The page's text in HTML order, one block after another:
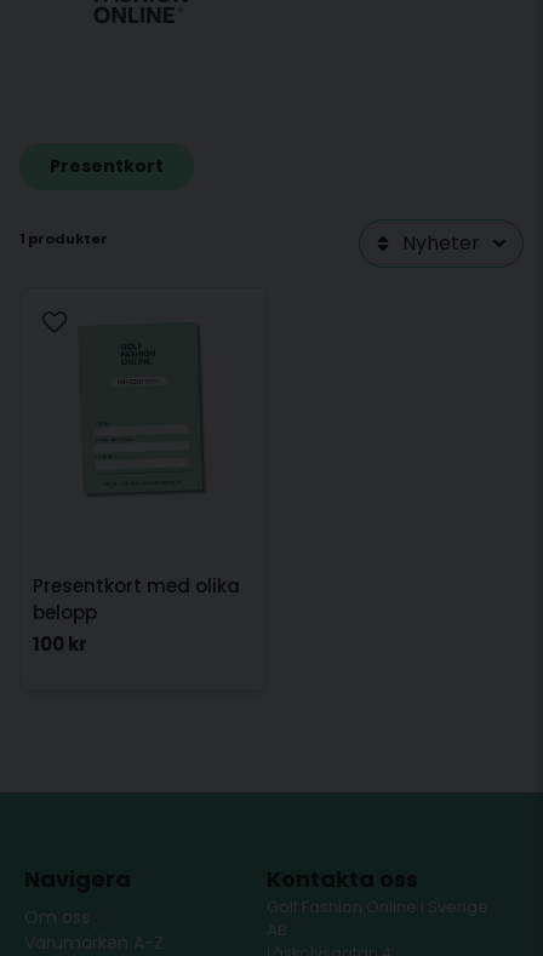
från märken som J.Lindeberg, G/Fore och Puma
Presentkort
1 produkter Nyheter
Presentkort med olika
belopp
100 kr
Om oss
Varumärken A-Z
Golf Fashion Online i Sverige
AB